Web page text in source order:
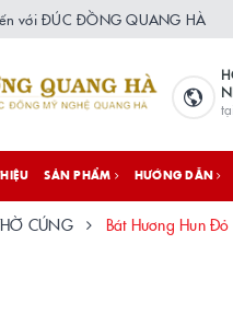
với ĐÚC ĐỒNG QUANG HÀ
SẢN PHẨM HƯỚNG DẪN
CÚNG Bát Hương Hun Đỏ